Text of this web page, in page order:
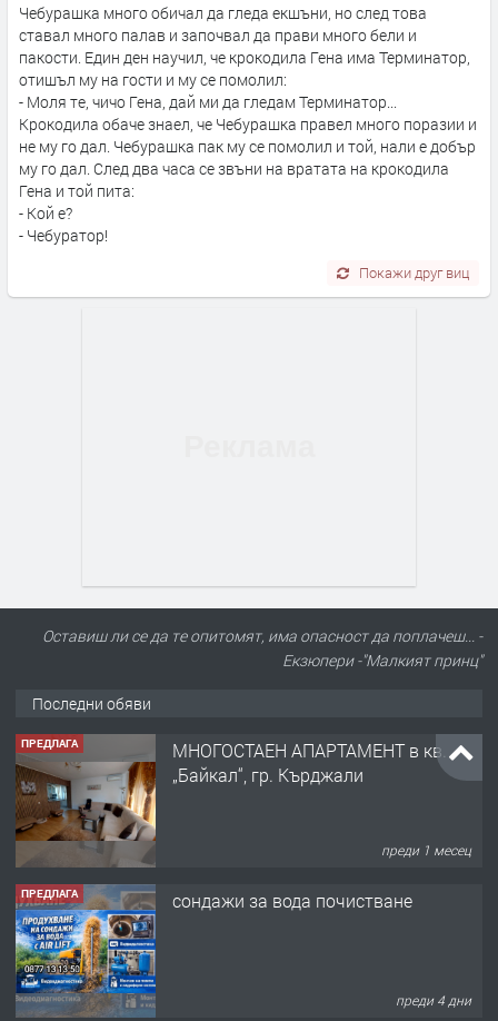
Чебурашка много обичал да гледа екшъни, но след това
ставал много палав и започвал да прави много бели и
пакости. Един ден научил, че крокодила Гена има Терминатор,
отишъл му на гости и му се помолил:
- Моля те, чичо Гена, дай ми да гледам Терминатор...
Крокодила обаче знаел, че Чебурашка правел много поразии и
не му го дал. Чебурашка пак му се помолил и той, нали е добър
му го дал. След два часа се звъни на вратата на крокодила
Гена и той пита:
- Кой е?
- Чебуратор!
Покажи друг виц
Оставиш ли се да те опитомят, има опасност да поплачеш... -
Екзюпери -"Малкият принц"
Последни обяви
ПРЕДЛАГА
МНОГОСТАЕН АПАРТАМЕНТ в кв.
„Байкал“, гр. Кърджали
преди 1 месец
ПРЕДЛАГА сондажи за вода почистване
преди 4 дни